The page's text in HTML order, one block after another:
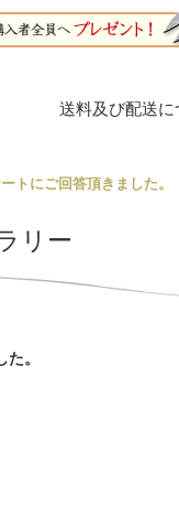
送料及び配送に
トにご回答頂きました。
リー
。